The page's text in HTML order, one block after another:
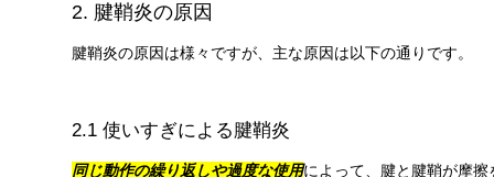
2. 腱鞘炎の原因
腱鞘炎の原因は様々ですが、主な原因は以下の通りです。
2.1 使いすぎによる腱鞘炎
同じ動作の繰り返しや過度な使用によって、腱と腱鞘が摩